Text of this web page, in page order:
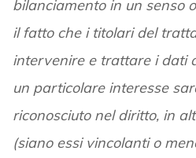
bilanciamento in un senso
il fatto che i titolari del
intervenire e trattare i dati
un particolare interesse
riconosciuto nel diritto, in
(siano essi vincolanti o